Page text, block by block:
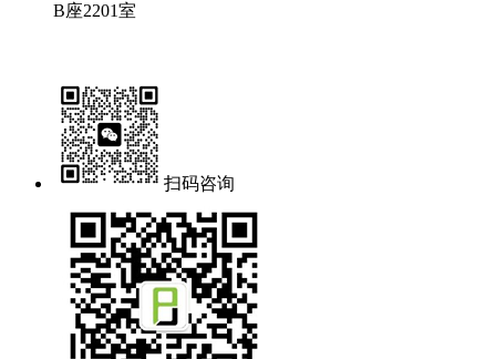
B座2201室
扫码咨询